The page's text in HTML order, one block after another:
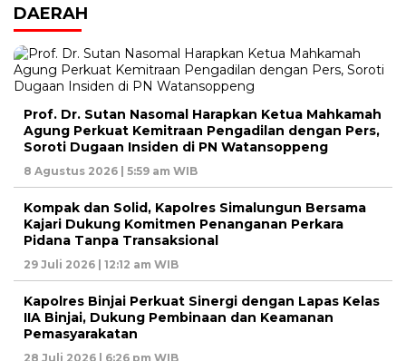
DAERAH
Prof. Dr. Sutan Nasomal Harapkan Ketua Mahkamah
Agung Perkuat Kemitraan Pengadilan dengan Pers,
Soroti Dugaan Insiden di PN Watansoppeng
8 Agustus 2026 | 5:59 am WIB
Kompak dan Solid, Kapolres Simalungun Bersama
Kajari Dukung Komitmen Penanganan Perkara
Pidana Tanpa Transaksional
29 Juli 2026 | 12:12 am WIB
Kapolres Binjai Perkuat Sinergi dengan Lapas Kelas
IIA Binjai, Dukung Pembinaan dan Keamanan
Pemasyarakatan
28 Juli 2026 | 6:26 pm WIB